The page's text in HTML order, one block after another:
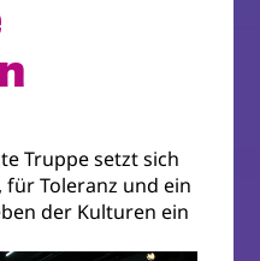
Truppe setzt sich
Toleranz und ein
der Kulturen ein